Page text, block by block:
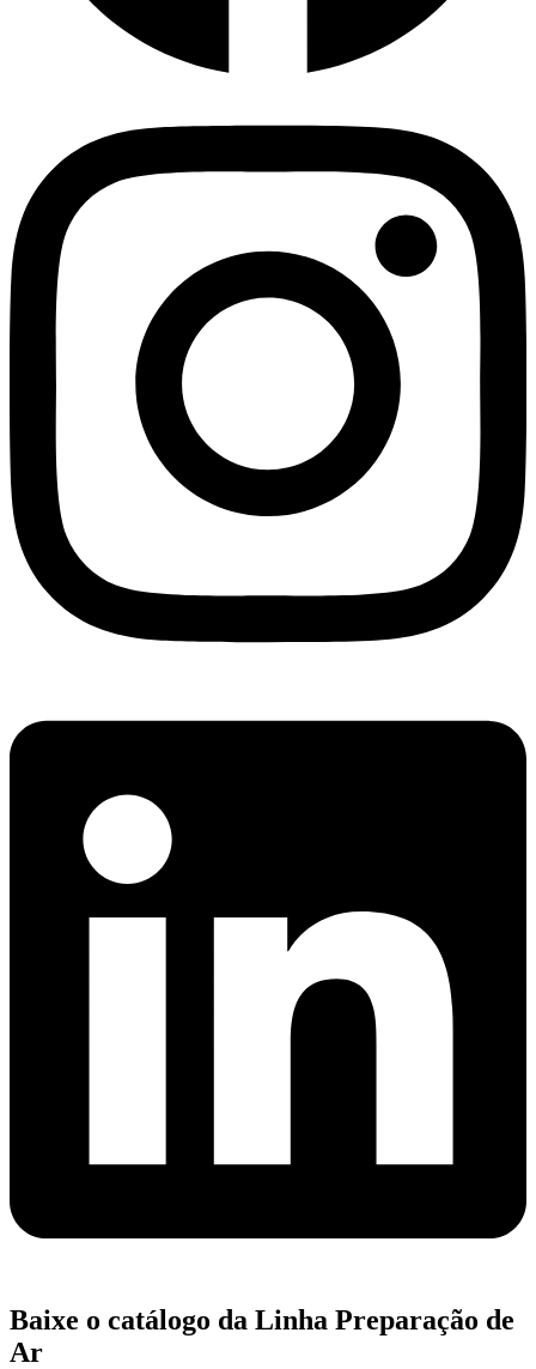
Baixe o catálogo da Linha Preparação de
Ar